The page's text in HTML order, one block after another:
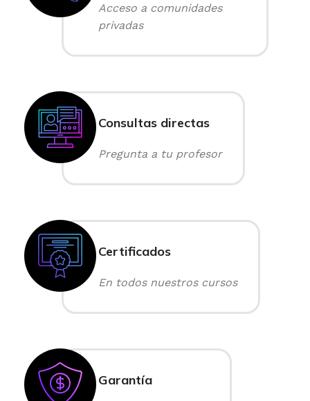
Acceso a comunidades
privadas
Consultas directas
Pregunta a tu profesor
Certificados
En todos nuestros cursos
Garantía